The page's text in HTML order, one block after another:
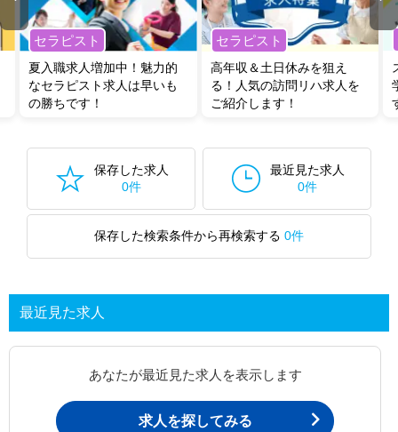
セラピスト
夏入職求人増加中！魅力的
なセラピスト求人は早いも
の勝ちです！
セラピスト
高年収＆土日休みを狙え
る！人気の訪問リハ求人を
ご紹介します！
保存した求人
0件
最近見た求人
0件
保存した検索条件から再検索する 0件
最近見た求人
あなたが最近見た求人を表示します
求人を探してみる